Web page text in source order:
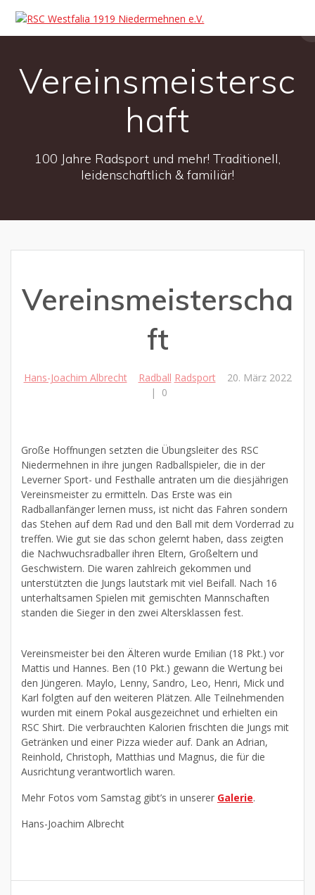
Vereinsmeistersc
haft
100 Jahre Radsport und mehr! Traditionell,
leidenschaftlich & familiär!
Vereinsmeisterscha
ft
Hans-Joachim Albrecht Radball Radsport
20. März 2022
|
0
Große Hoffnungen setzten die Übungsleiter des RSC
Niedermehnen in ihre jungen Radballspieler, die in der
Leverner Sport- und Festhalle antraten um die diesjährigen
Vereinsmeister zu ermitteln. Das Erste was ein
Radballanfänger lernen muss, ist nicht das Fahren sondern
das Stehen auf dem Rad und den Ball mit dem Vorderrad zu
treffen. Wie gut sie das schon gelernt haben, dass zeigten
die Nachwuchsradballer ihren Eltern, Großeltern und
Geschwistern. Die waren zahlreich gekommen und
unterstützten die Jungs lautstark mit viel Beifall. Nach 16
unterhaltsamen Spielen mit gemischten Mannschaften
standen die Sieger in den zwei Altersklassen fest.
Vereinsmeister bei den Älteren wurde Emilian (18 Pkt.) vor
Mattis und Hannes. Ben (10 Pkt.) gewann die Wertung bei
den Jüngeren. Maylo, Lenny, Sandro, Leo, Henri, Mick und
Karl folgten auf den weiteren Plätzen. Alle Teilnehmenden
wurden mit einem Pokal ausgezeichnet und erhielten ein
RSC Shirt. Die verbrauchten Kalorien frischten die Jungs mit
Getränken und einer Pizza wieder auf. Dank an Adrian,
Reinhold, Christoph, Matthias und Magnus, die für die
Ausrichtung verantwortlich waren.
Mehr Fotos vom Samstag gibt’s in unserer Galerie.
Hans-Joachim Albrecht